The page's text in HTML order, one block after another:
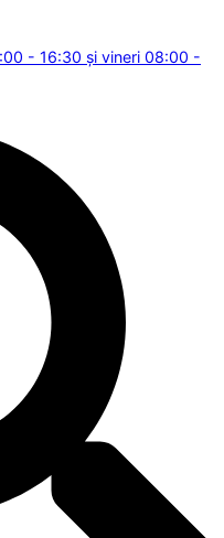
- 16:30 și vineri 08:00 -